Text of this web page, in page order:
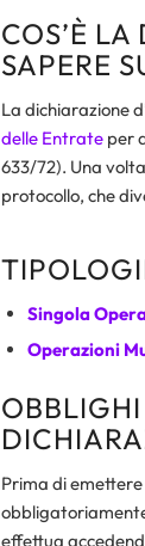
COS’È
SAPERE
La dichiarazione
delle Entrateper
633/72). Una
protocollo, che
Singola
Operazioni
Prima di emettere
effettua